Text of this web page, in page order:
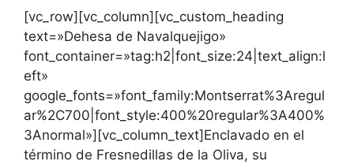
[vc_row][vc_column][vc_custom_heading
text=»Dehesa de Navalquejigo»
font_container=»tag:h2|font_size:24|text_align:l
eft»
google_fonts=»font_family:Montserrat%3Aregul
ar%2C700|font_style:400%20regular%3A400%
3Anormal»][vc_column_text]Enclavado en el
término de Fresnedillas de la Oliva, su